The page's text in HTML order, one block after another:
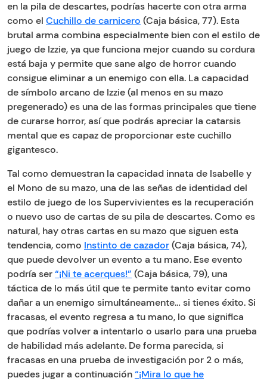
en la pila de descartes, podrías hacerte con otra arma
como el Cuchillo de carnicero (Caja básica, 77). Esta
brutal arma combina especialmente bien con el estilo de
juego de Izzie, ya que funciona mejor cuando su cordura
está baja y permite que sane algo de horror cuando
consigue eliminar a un enemigo con ella. La capacidad
de símbolo arcano de Izzie (al menos en su mazo
pregenerado) es una de las formas principales que tiene
de curarse horror, así que podrás apreciar la catarsis
mental que es capaz de proporcionar este cuchillo
gigantesco.
Tal como demuestran la capacidad innata de Isabelle y
el Mono de su mazo, una de las señas de identidad del
estilo de juego de los Supervivientes es la recuperación
o nuevo uso de cartas de su pila de descartes. Como es
natural, hay otras cartas en su mazo que siguen esta
tendencia, como Instinto de cazador(Caja básica, 74),
que puede devolver un evento a tu mano. Ese evento
podría ser“¡Ni te acerques!” (Caja básica, 79), una
táctica de lo más útil que te permite tanto evitar como
dañar a un enemigo simultáneamente… si tienes éxito. Si
fracasas, el evento regresa a tu mano, lo que significa
que podrías volver a intentarlo o usarlo para una prueba
de habilidad más adelante. De forma parecida, si
fracasas en una prueba de investigación por 2 o más,
puedes jugar a continuación“¡Mira lo que he